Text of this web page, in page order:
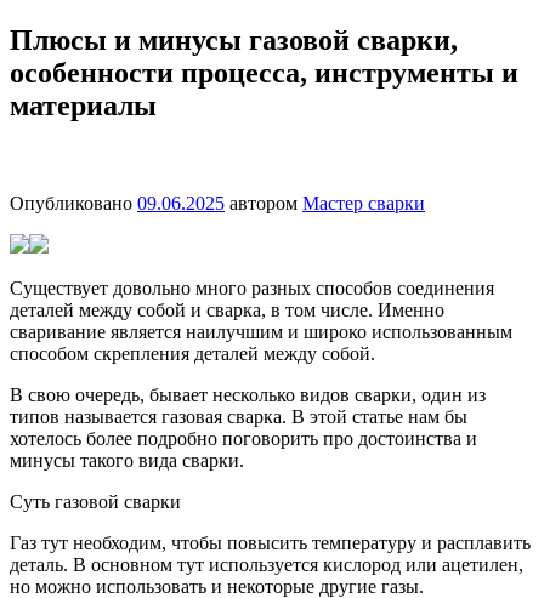
Плюсы и минусы газовой сварки,
особенности процесса, инструменты и
материалы
Опубликовано 09.06.2025 автором Мастер сварки
Существует довольно много разных способов соединения
деталей между собой и сварка, в том числе. Именно
сваривание является наилучшим и широко использованным
способом скрепления деталей между собой.
В свою очередь, бывает несколько видов сварки, один из
типов называется газовая сварка. В этой статье нам бы
хотелось более подробно поговорить про достоинства и
минусы такого вида сварки.
Суть газовой сварки
Газ тут необходим, чтобы повысить температуру и расплавить
деталь. В основном тут используется кислород или ацетилен,
но можно использовать и некоторые другие газы.